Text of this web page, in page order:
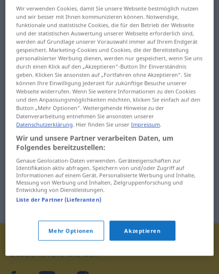
Hysterie
Besuchen Sie uns auf:
Wir verwenden Cookies, damit Sie unsere Webseite bestmöglich nutzen
und wir besser mit Ihnen kommunizieren können. Notwendige,
funktionale und statistische Cookies, die für den Betrieb der Webseite
und der statistischen Auswertung unserer Webseite erforderlich sind,
werden auf Grundlage unserer Vorauswahl immer auf Ihrem Endgerät
gespeichert. Marketing-Cookies und Cookies, die der Bereitstellung
personalisierter Werbung dienen, werden nur gespeichert, wenn Sie uns
durch einen Klick auf den „Akzeptieren“-Button Ihr Einverständnis
geben. Klicken Sie ansonsten auf „Fortfahren ohne Akzeptieren“. Sie
können Ihre Einwilligung jederzeit für zukünftige Besuche unserer
Webseite widerrufen. Wenn Sie weitere Informationen zu den Cookies
und den Anpassungsmöglichkeiten möchten, klicken Sie einfach auf den
Button „Mehr Optionen“. Weitergehende Hinweise zu der
Datenverarbeitung entnehmen Sie ansonsten unserer
Datenschutzerklärung. Hier finden Sie unserImpressum.
Wir und unsere Partner verarbeiten Daten, um
Folgendes bereitzustellen:
Genaue Geolocation-Daten verwenden. Geräteeigenschaften zur
Identifikation aktiv abfragen. Speichern von und/oder Zugriff auf
Informationen auf einem Gerät. Personalisierte Werbung und Inhalte,
Messung von Werbung und Inhalten, Zielgruppenforschung und
Entwicklung von Dienstleistungen.
Liste der Partner (Lieferanten)
Mehr Optionen Akzeptieren